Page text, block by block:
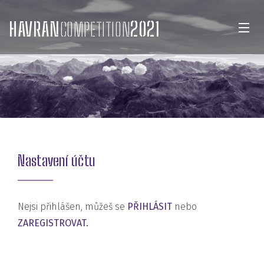
HAVRANCOMPETITION2021
Nastavení účtu
Nejsi přihlášen, můžeš se PŘIHLÁSIT nebo
ZAREGISTROVAT.